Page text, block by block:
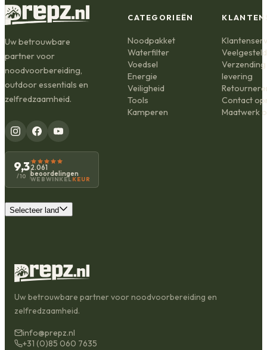
Uw betrouwbare
partner voor
noodvoorbereiding,
outdoor essentials en
zelfredzaamheid.
9,3
/10
2.061
beoordelingen
WEBWINKEL KEUR
Selecteer land
CATEGORIEËN
Noodpakket
Waterfilter
Voedsel
Energie
Veiligheid
Tools
Kamperen
Verzending
levering
Contact
Maatwerk
Uw betrouwbare partner voor noodvoorbereiding en
zelfredzaamheid.
info@prepz.nl
+31 (0)85 060 7635